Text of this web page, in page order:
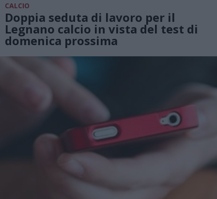
CALCIO
Doppia seduta di lavoro per il
Legnano calcio in vista del test di
domenica prossima